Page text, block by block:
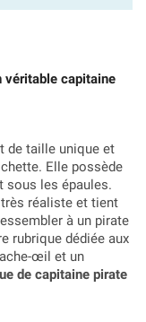
véritable capitaine
de taille unique et
Elle possède
sous les épaules.
réaliste et tient
à un pirate
rubrique dédiée aux
œil et un
de capitaine pirate